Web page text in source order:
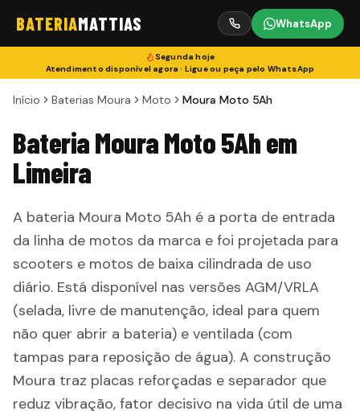
BATERIAMATTIAS WhatsApp
Segunda hoje
Atendimento disponível agora · Ligue ou peça pelo WhatsApp
Início Baterias Moura Moto Moura Moto 5Ah
Bateria Moura Moto 5Ah em
Limeira
A bateria Moura Moto 5Ah é a porta de entrada
da linha de motos da marca e foi projetada para
scooters e motos de baixa cilindrada de uso
diário. Está disponível nas versões AGM/VRLA
(selada, livre de manutenção, ideal para quem
não quer abrir a bateria) e ventilada (com
tampas para reposição de água). A construção
Moura traz placas reforçadas e separador que
reduz vibração, fator decisivo na vida útil de uma